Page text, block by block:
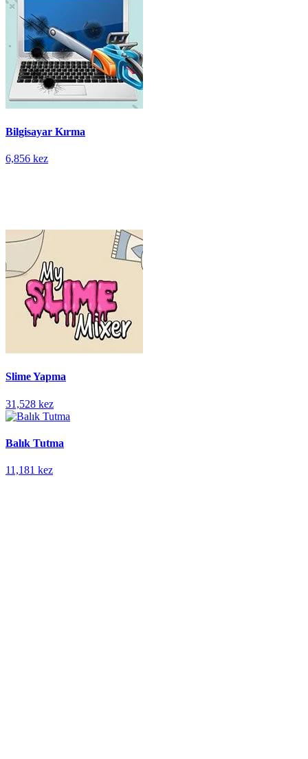
Bilgisayar Kırma
6,856 kez
Slime Yapma
31,528 kez
Balık Tutma
11,181 kez